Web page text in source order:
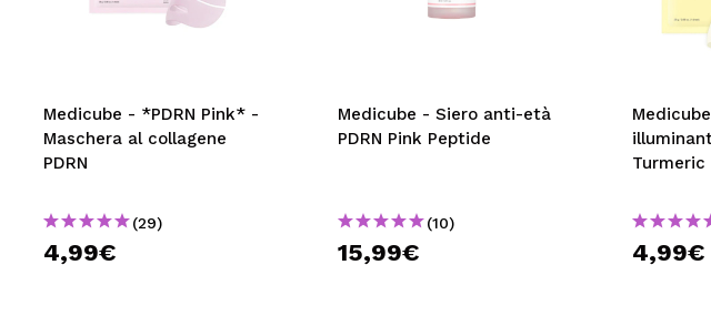
MAQUIFARMA
TRAVEL SIZE
NATURE
SPECIALE
OUTLET
Medicube - *PDRN Pink* -
Maschera al collagene
PDRN
(29)
4,99€
Medicube - Siero anti-età
PDRN Pink Peptide
(10)
15,99€
Turmeric
4,99€